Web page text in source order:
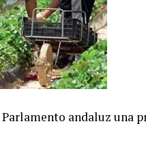
andaluz una